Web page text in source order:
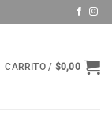
CARRITO / $0,00